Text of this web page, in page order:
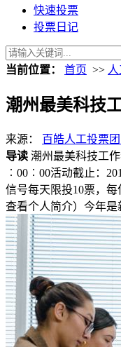
快速投票
投票日记
当前位置： 首页 >>
潮州最美科技
来源： 百皓人工投票
导读 潮州最美科技工
︰00︰00活动截止：
信号每天限投10票，
查看个人简介）今年是